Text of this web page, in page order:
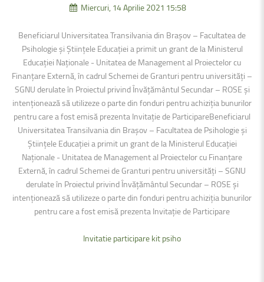
Miercuri, 14 Aprilie 2021 15:58
Beneficiarul Universitatea Transilvania din Brașov – Facultatea de
Psihologie și Științele Educației a primit un grant de la Ministerul
Educației Naționale - Unitatea de Management al Proiectelor cu
Finanțare Externă, în cadrul Schemei de Granturi pentru universități –
SGNU derulate în Proiectul privind Învățământul Secundar – ROSE şi
intenţionează să utilizeze o parte din fonduri pentru achiziția bunurilor
pentru care a fost emisă prezenta Invitație de ParticipareBeneficiarul
Universitatea Transilvania din Brașov – Facultatea de Psihologie și
Științele Educației a primit un grant de la Ministerul Educației
Naționale - Unitatea de Management al Proiectelor cu Finanțare
Externă, în cadrul Schemei de Granturi pentru universități – SGNU
derulate în Proiectul privind Învățământul Secundar – ROSE şi
intenţionează să utilizeze o parte din fonduri pentru achiziția bunurilor
pentru care a fost emisă prezenta Invitație de Participare
Invitatie participare kit psiho